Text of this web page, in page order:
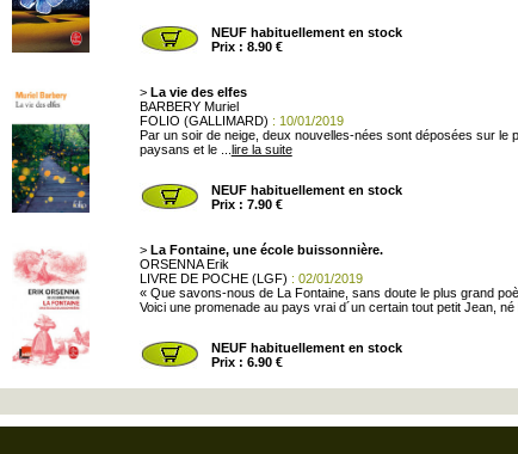
NEUF habituellement en stock
Prix : 8.90 €
> La vie des elfes
BARBERY Muriel
FOLIO (GALLIMARD) : 10/01/2019
Par un soir de neige, deux nouvelles-nées sont déposées sur le
paysans et le ... lire la suite
NEUF habituellement en stock
Prix : 7.90 €
> La Fontaine, une école buissonnière.
ORSENNA Erik
LIVRE DE POCHE (LGF) : 02/01/2019
« Que savons-nous de La Fontaine, sans doute le plus grand
Voici une promenade au pays vrai d´un certain tout petit Jean,
NEUF habituellement en stock
Prix : 6.90 €